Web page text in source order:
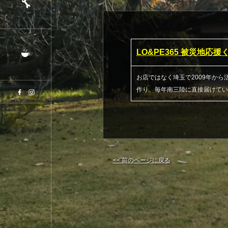
LO&PE365 被災地応援
お店ではなく埼玉で2009年から
作り、毎年南三陸に直接届けて
<< 前のページに戻る